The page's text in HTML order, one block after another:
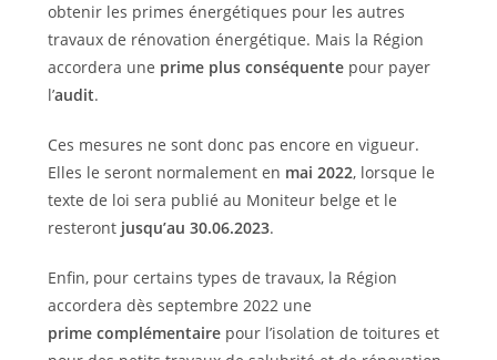
obtenir les primes énergétiques pour les autres
travaux de rénovation énergétique. Mais la Région
accordera une prime plus conséquente pour payer
l’audit.
Ces mesures ne sont donc pas encore en vigueur.
Elles le seront normalement en mai 2022, lorsque le
texte de loi sera publié au Moniteur belge et le
resteront jusqu’au 30.06.2023.
Enfin, pour certains types de travaux, la Région
accordera dès septembre 2022 une
prime complémentairepour l’isolation de toitures et